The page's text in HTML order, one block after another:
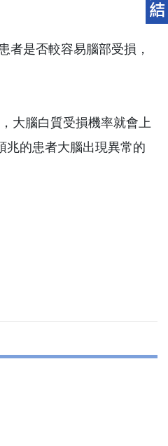
者是否較容易腦部受損，
大腦白質受損機率就會上
兆的患者大腦出現異常的